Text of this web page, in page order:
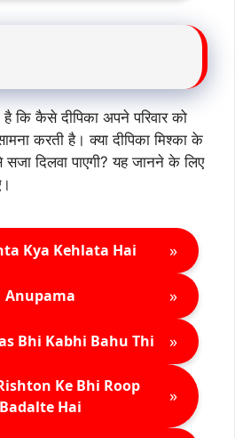
है कि कैसे दीपिका अपने परिवार को
करती है। क्या दीपिका मिश्का के
दिलवा पाएगी? यह जानने के लिए
Kya Kehlata Hai »
Anupama »
Bhi Kabhi Bahu Thi »
Ke Bhi Roop
Badalte Hai
»